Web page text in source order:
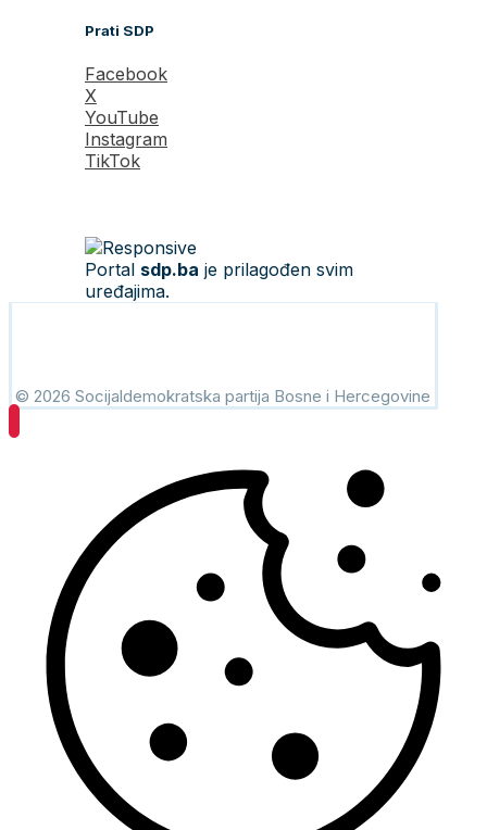
Prati SDP
Facebook
X
YouTube
Instagram
TikTok
Portal sdp.ba je prilagođen svim
uređajima.
© 2026 Socijaldemokratska partija Bosne i Hercegovine